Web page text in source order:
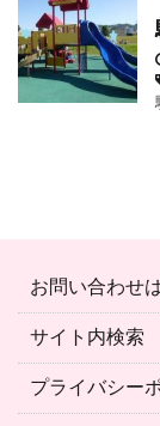
お問い合わせ
サイト内検索
プライバシー